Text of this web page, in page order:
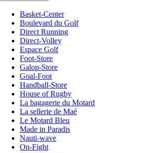
Basket-Center
Boulevard du Golf
Direct Running
Direct-Volley
Espace Golf
Foot-Store
Galop-Store
Goal-Foot
Handball-Store
House of Rugby
La bagagerie du Motard
La sellerie de Maé
Le Motard Bleu
Made in Paradis
Nauti-wave
On-Fight